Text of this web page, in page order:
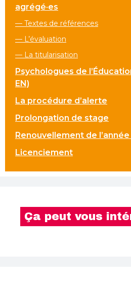
agrégé·es
— Textes de références
— L’évaluation
— La titularisation
Psychologues de
EN)
La procédure d’alerte
Prolongation de stage
Renouvellement de
Licenciement
Ça peut vous